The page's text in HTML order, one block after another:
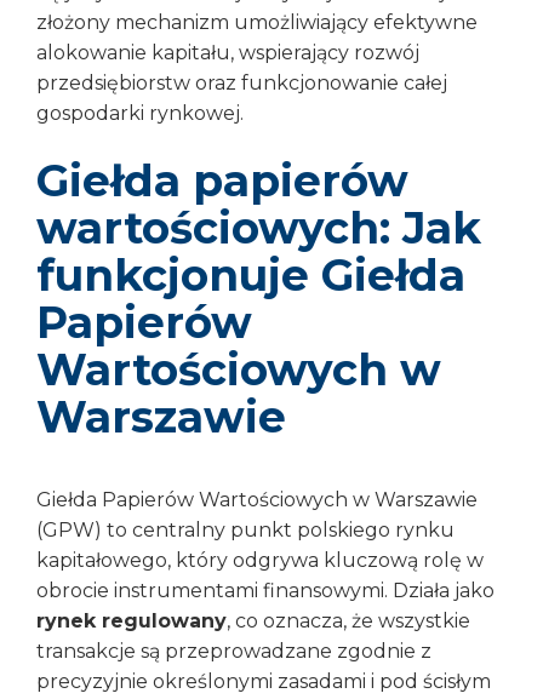
złożony mechanizm umożliwiający efektywne
alokowanie kapitału, wspierający rozwój
przedsiębiorstw oraz funkcjonowanie całej
gospodarki rynkowej.
Giełda papierów
wartościowych: Jak
funkcjonuje Giełda
Papierów
Wartościowych w
Warszawie
Giełda Papierów Wartościowych w Warszawie
(GPW) to centralny punkt polskiego rynku
kapitałowego, który odgrywa kluczową rolę w
obrocie instrumentami finansowymi. Działa jako
rynek regulowany, co oznacza, że wszystkie
transakcje są przeprowadzane zgodnie z
precyzyjnie określonymi zasadami i pod ścisłym